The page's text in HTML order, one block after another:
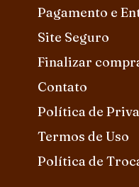
Pagamento e
Site Seguro
Finalizar
Contato
Política de
Termos de Uso
Política de